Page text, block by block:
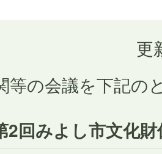
更
等の会議を下記の
2回みよし市文化